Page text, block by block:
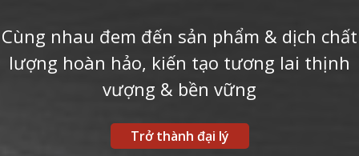
Cùng nhau đem đến sản phẩm & dịch chất
lượng hoàn hảo, kiến tạo tương lai thịnh
vượng & bền vững
Trở thành đại lý